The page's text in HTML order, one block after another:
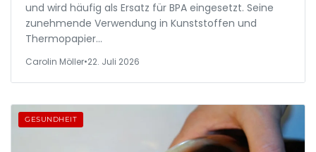
und wird häufig als Ersatz für BPA eingesetzt. Seine
zunehmende Verwendung in Kunststoffen und
Thermopapier…
Carolin Möller•22. Juli 2026
GESUNDHEIT